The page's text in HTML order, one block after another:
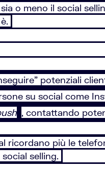
o meno il social
potenziali
su social come
, contattando
ricordano più le
selling.